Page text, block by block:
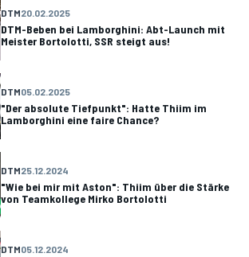
DTM20.02.2025
DTM-Beben bei Lamborghini: Abt-Launch mit
Meister Bortolotti, SSR steigt aus!
DTM05.02.2025
"Der absolute Tiefpunkt": Hatte Thiim im
Lamborghini eine faire Chance?
DTM25.12.2024
"Wie bei mir mit Aston": Thiim über die Stärke
von Teamkollege Mirko Bortolotti
DTM05.12.2024